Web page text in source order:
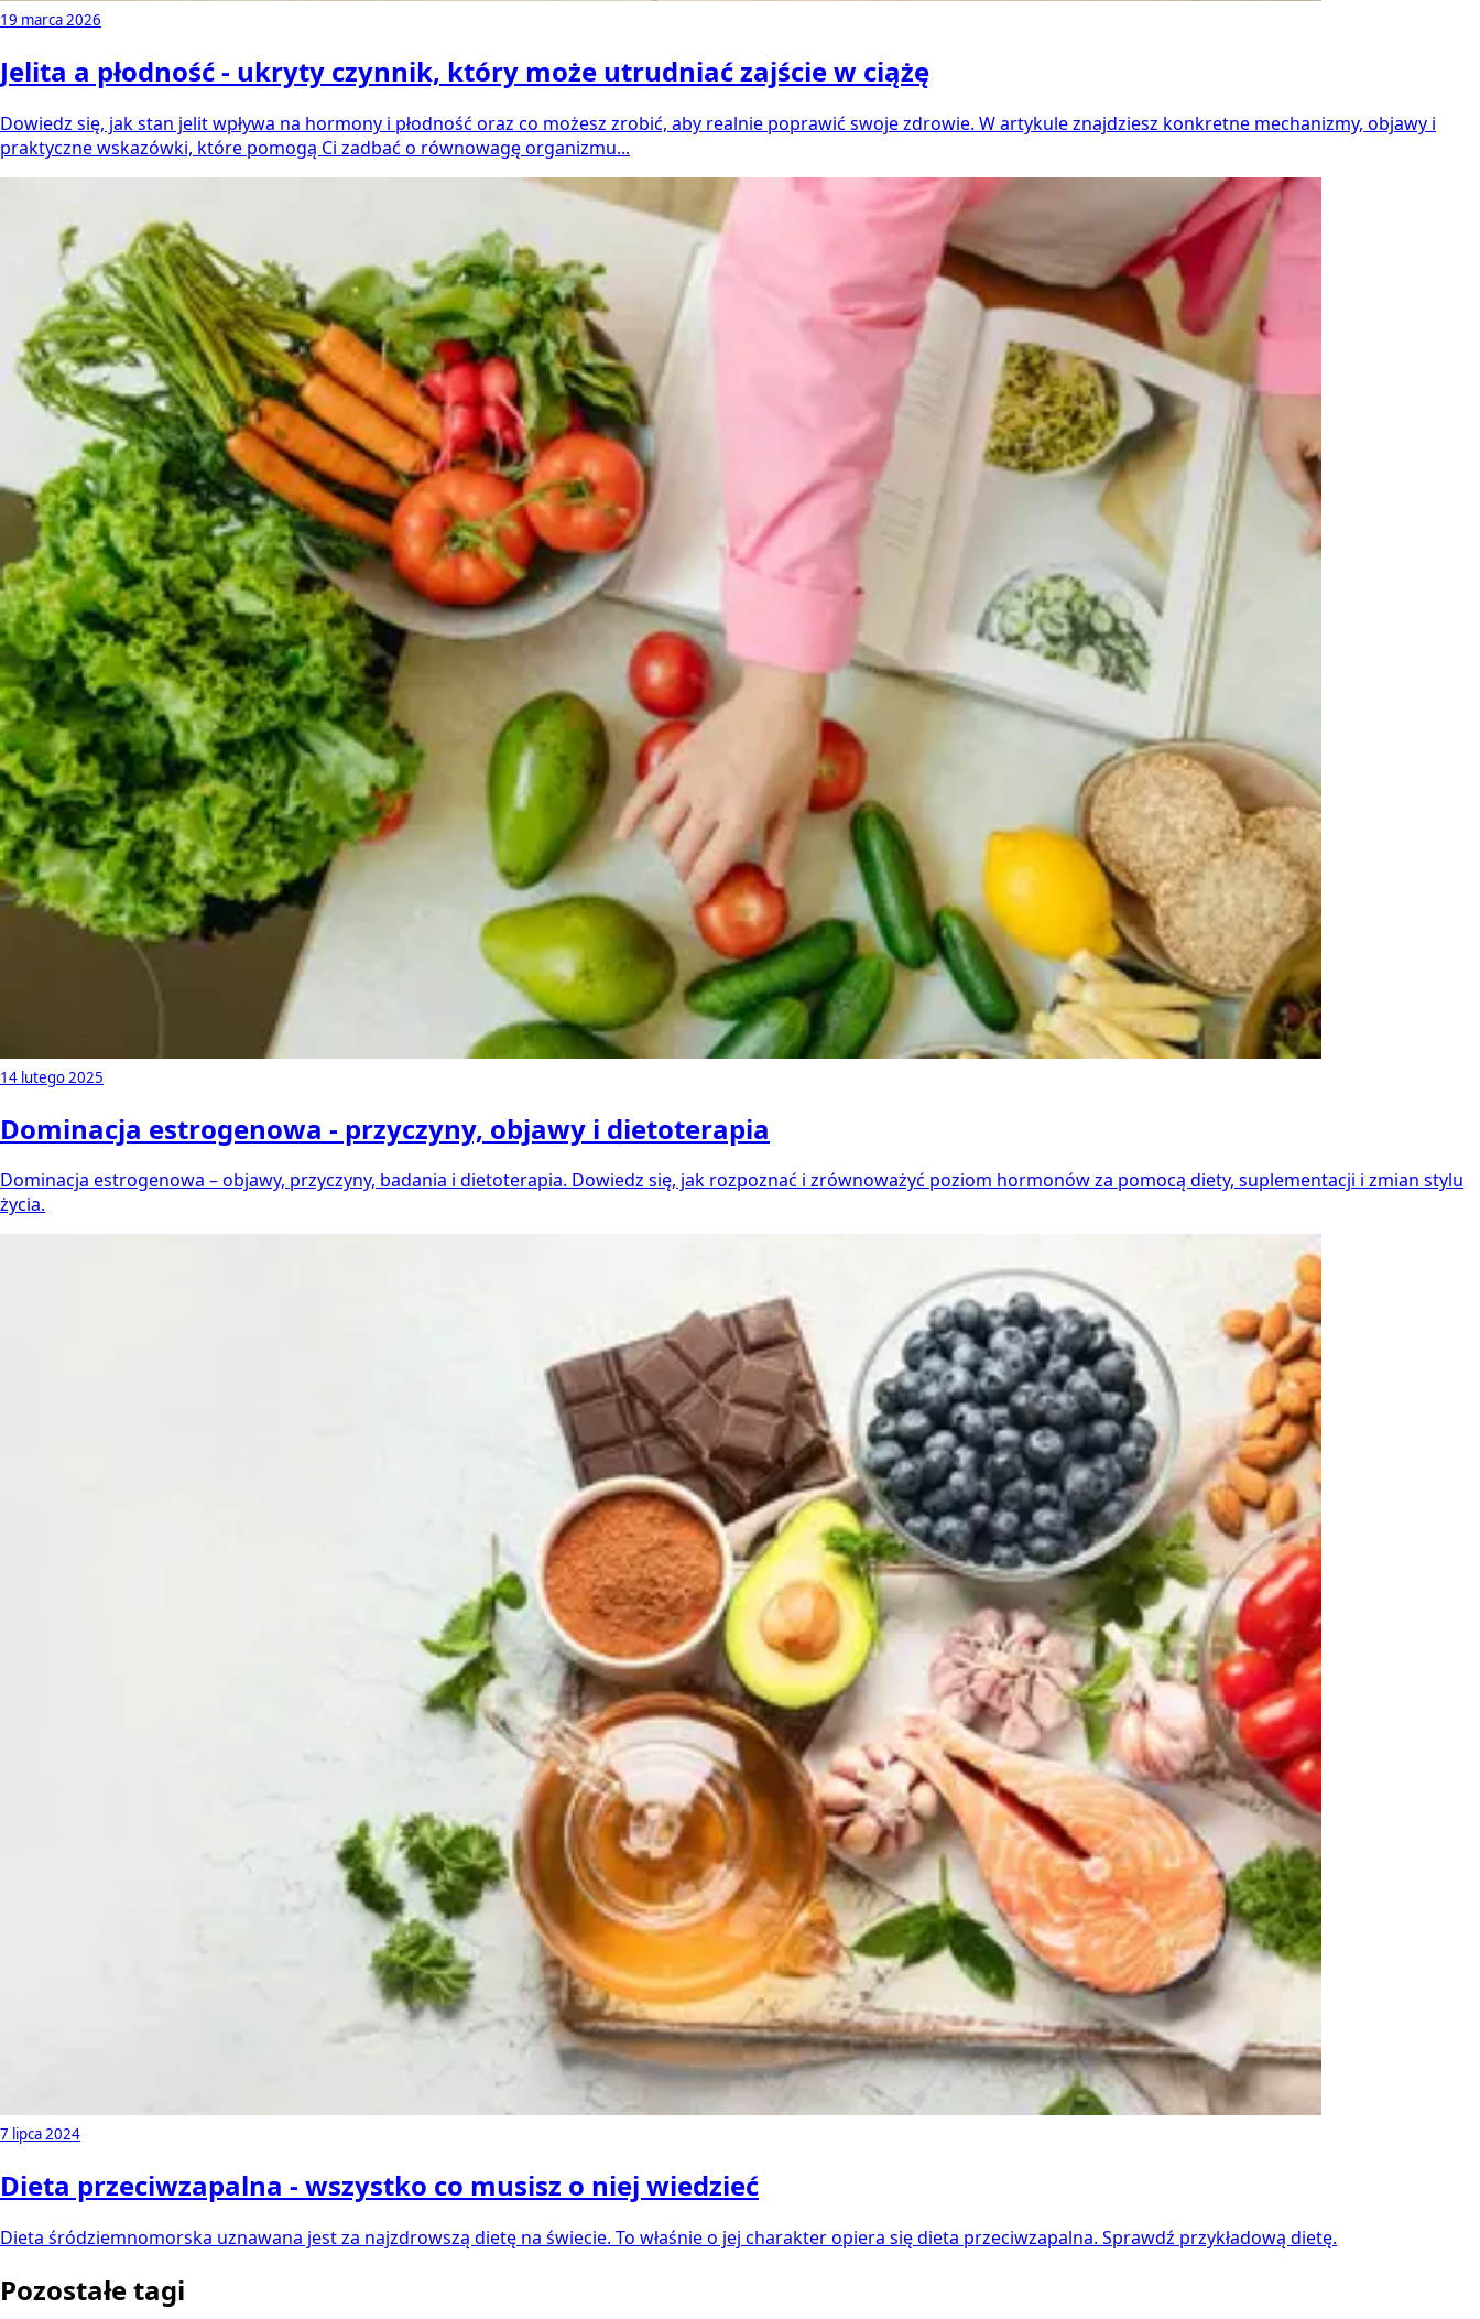
19 marca 2026
Jelita a płodność - ukryty czynnik, który może utrudniać zajście w ciążę
Dowiedz się, jak stan jelit wpływa na hormony i płodność oraz co możesz zrobić, aby realnie poprawić swoje zdrowie. W artykule znajdziesz konkretne mechanizmy, objawy i
praktyczne wskazówki, które pomogą Ci zadbać o równowagę organizmu...
14 lutego 2025
Dominacja estrogenowa - przyczyny, objawy i dietoterapia
Dominacja estrogenowa – objawy, przyczyny, badania i dietoterapia. Dowiedz się, jak rozpoznać i zrównoważyć poziom hormonów za pomocą diety, suplementacji i zmian stylu
życia.
7 lipca 2024
Dieta przeciwzapalna - wszystko co musisz o niej wiedzieć
Dieta śródziemnomorska uznawana jest za najzdrowszą dietę na świecie. To właśnie o jej charakter opiera się dieta przeciwzapalna. Sprawdź przykładową dietę.
Pozostałe tagi